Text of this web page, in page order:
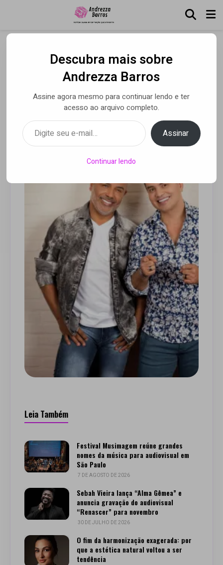
Rick e Renner em live
NOSSA HISTÓRIA!
• 07 abr 2021
Leia Também
Festival Musimagem reúne grandes
nomes da música para audiovisual em
São Paulo
7 DE AGOSTO DE 2026
Sebah Vieira lança “Alma Gêmea” e
anuncia gravação do audiovisual
“Renascer” para novembro
30 DE JULHO DE 2026
O fim da harmonização exagerada: por
que a estética natural voltou a ser
tendência
Descubra mais sobre
Andrezza Barros
Assine agora mesmo para continuar lendo e ter
acesso ao arquivo completo.
Digite seu e-mail…
Assinar
Continuar lendo